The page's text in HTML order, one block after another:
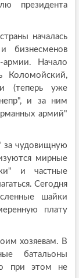
президента
началась
бизнесменов
армии. Начало
Коломойский,
(теперь уже
и за ним
армий"
за чудовищную
мирные
и частные
Сегодня
шайки
плату
хозяевам. В
батальоны
при этом не